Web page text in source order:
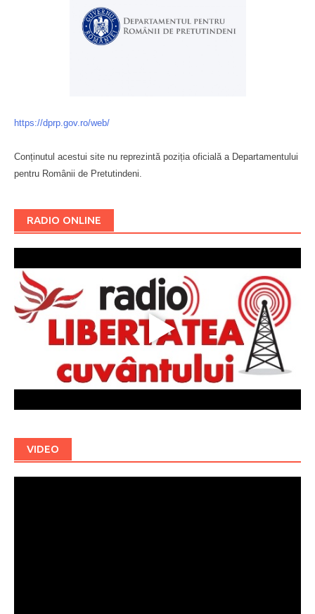
https://dprp.gov.ro/web/
Conținutul acestui site nu reprezintă poziția oficială a Departamentului
pentru Românii de Pretutindeni.
RADIO ONLINE
VIDEO